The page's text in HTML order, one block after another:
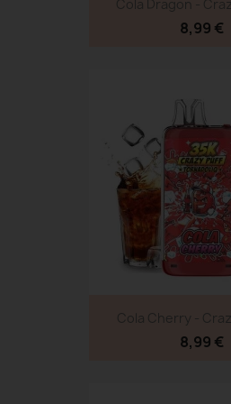
Cola Dragon -
8,99 €
Cola Cherry -
8,99 €